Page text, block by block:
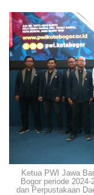
Ketua PWI Jawa
Bogor periode
dan Perpustakaan